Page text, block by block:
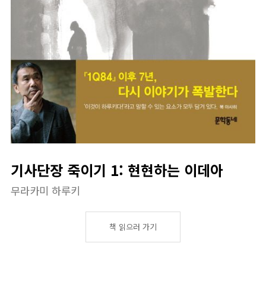
기사단장 죽이기 1: 현현하는 이데아
무라카미 하루키
책 읽으러 가기